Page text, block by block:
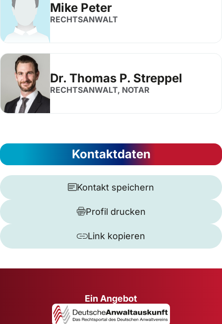
Mike Peter
RECHTSANWALT
Dr. Thomas P. Streppel
RECHTSANWALT, NOTAR
Kontaktdaten
Kontakt speichern
Profil drucken
Link kopieren
Ein Angebot